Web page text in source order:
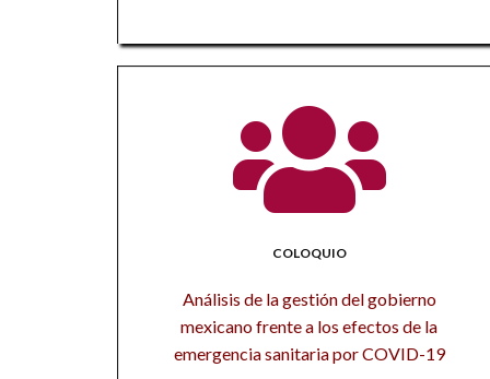
COLOQUIO
Análisis de la gestión del gobierno
mexicano frente a los efectos de la
emergencia sanitaria por COVID-19